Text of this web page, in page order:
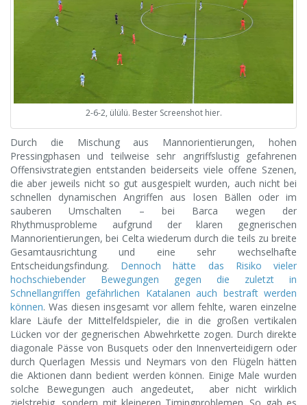
2-6-2, ülülü. Bester Screenshot hier.
Durch die Mischung aus Mannorientierungen, hohen
Pressingphasen und teilweise sehr angriffslustig gefahrenen
Offensivstrategien entstanden beiderseits viele offene Szenen,
die aber jeweils nicht so gut ausgespielt wurden, auch nicht bei
schnellen dynamischen Angriffen aus losen Bällen oder im
sauberen Umschalten – bei Barca wegen der
Rhythmusprobleme aufgrund der klaren gegnerischen
Mannorientierungen, bei Celta wiederum durch die teils zu breite
Gesamtausrichtung und eine sehr wechselhafte
Entscheidungsfindung. Dennoch hätte das Risiko vieler
hochschiebender Bewegungen gegen die zuletzt in
Schnellangriffen gefährlichen Katalanen auch bestraft werden
können. Was diesen insgesamt vor allem fehlte, waren einzelne
klare Läufe der Mittelfeldspieler, die in die großen vertikalen
Lücken vor der gegnerischen Abwehrkette zogen. Durch direkte
diagonale Pässe von Busquets oder den Innenverteidigern oder
durch Querlagen Messis und Neymars von den Flügeln hätten
die Aktionen dann bedient werden können. Einige Male wurden
solche Bewegungen auch angedeutet, aber nicht wirklich